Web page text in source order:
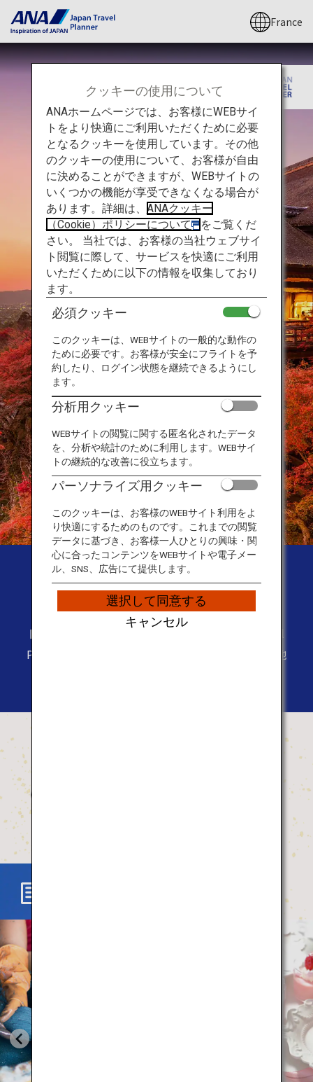
France
Japan Travel Planner |
Travel Guide Website
日本の魅力や情報を発信するサイト「Japan Travel
Planner」
自然や食、アクティビティを通して、各地
日本
景色
クッキーの使用について
ANAホームページでは、お客様にWEBサイ
トをより快適にご利用いただくために必要
となるクッキーを使用しています。その他
のクッキーの使用について、お客様が自由
に決めることができますが、WEBサイトの
いくつかの機能が享受できなくなる場合が
あります。詳細は、
ANAクッキー
（Cookie）ポリシーについて
をご覧くだ
さい。 当社では、お客様の当社ウェブサイ
ト閲覧に際して、サービスを快適にご利用
いただくために以下の情報を収集しており
ます。
必須クッキー
このクッキーは、WEBサイトの一般的な動作の
ために必要です。お客様が安全にフライトを予
約したり、ログイン状態を継続できるようにし
ます。
分析用クッキー
WEBサイトの閲覧に関する匿名化されたデータ
を、分析や統計のために利用します。WEBサイ
トの継続的な改善に役立ちます。
パーソナライズ用クッキー
このクッキーは、お客様のWEBサイト利用をよ
り快適にするためのものです。これまでの閲覧
データに基づき、お客様一人ひとりの興味・関
心に合ったコンテンツをWEBサイトや電子メー
ル、SNS、広告にて提供します。
選択して同意する
キャンセル